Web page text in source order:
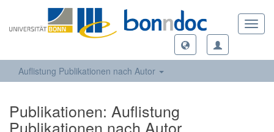
Auflistung Publikationen nach Autor
Publikationen: Auflistung
Publikationen nach Autor